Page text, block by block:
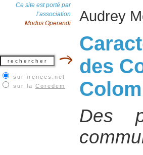
Ce site est porté par
l’association
Modus Operandi
sur irenees.net
sur la Coredem
Audrey
des
Des